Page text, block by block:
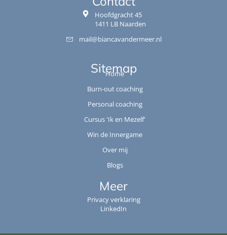
Hoofdgracht 45
1411 LB Naarden
mail@biancavandermeer.nl
Sitemap
Home
Burn-out coaching
Personal coaching
Cursus 'Ik en Mezelf'
Win de Innergame
Over mij
Blogs
Meer
Privacy verklaring
LinkedIn